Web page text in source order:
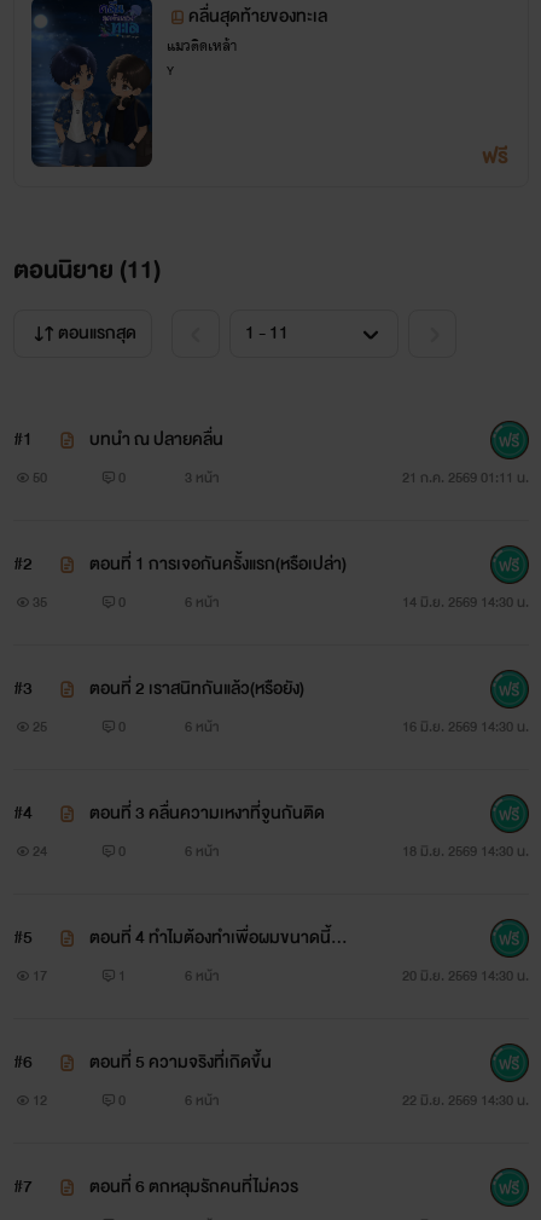
คลื่นสุดท้ายของทะเล
แมวติดเหล้า
Y
ฟรี
ตอนนิยาย (11)
ตอนแรกสุด
#1 บทนำ ณ ปลายคลื่น
50 0 3 หน้า 21 ก.ค. 2569 01:11 น.
#2 ตอนที่ 1 การเจอกันครั้งแรก(หรือเปล่า)
35 0 6 หน้า 14 มิ.ย. 2569 14:30 น.
#3 ตอนที่ 2 เราสนิทกันแล้ว(หรือยัง)
25 0 6 หน้า 16 มิ.ย. 2569 14:30 น.
#4 ตอนที่ 3 คลื่นความเหงาที่จูนกันติด
24 0 6 หน้า 18 มิ.ย. 2569 14:30 น.
#5
ตอนที่ 4 ทำไมต้องทำเพื่อผมขนาดนี้ด้ว
17 1 6 หน้า 20 มิ.ย. 2569 14:30 น.
#6 ตอนที่ 5 ความจริงที่เกิดขึ้น
12 0 6 หน้า 22 มิ.ย. 2569 14:30 น.
#7 ตอนที่ 6 ตกหลุมรักคนที่ไม่ควร